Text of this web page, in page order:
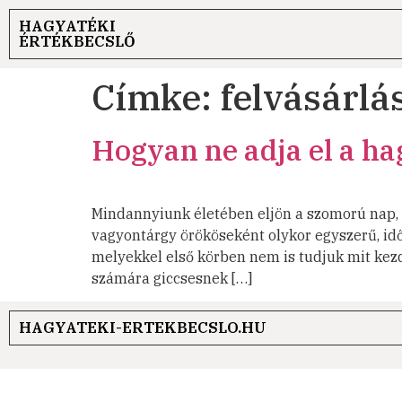
HAGYATÉKI
ÉRTÉKBECSLŐ
Címke:
Hogyan ne adja el a
Mindannyiunk életében eljön a szomorú
vagyontárgy örököseként olykor egyszerű,
melyekkel első körben nem is tudjuk mit
számára giccsesnek […]
HAGYATEKI-ERTEKBECSLO.HU